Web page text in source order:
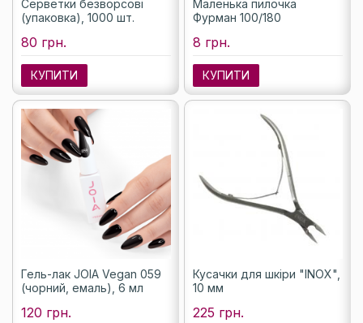
Серветки безворсові
(упаковка), 1000 шт.
80 грн.
КУПИТИ
Маленька пилочка
Фурман 100/180
8 грн.
КУПИТИ
Гель-лак JOIA Vegan 059
(чорний, емаль), 6 мл
120 грн.
Кусачки для шкіри "INOX",
10 мм
225 грн.